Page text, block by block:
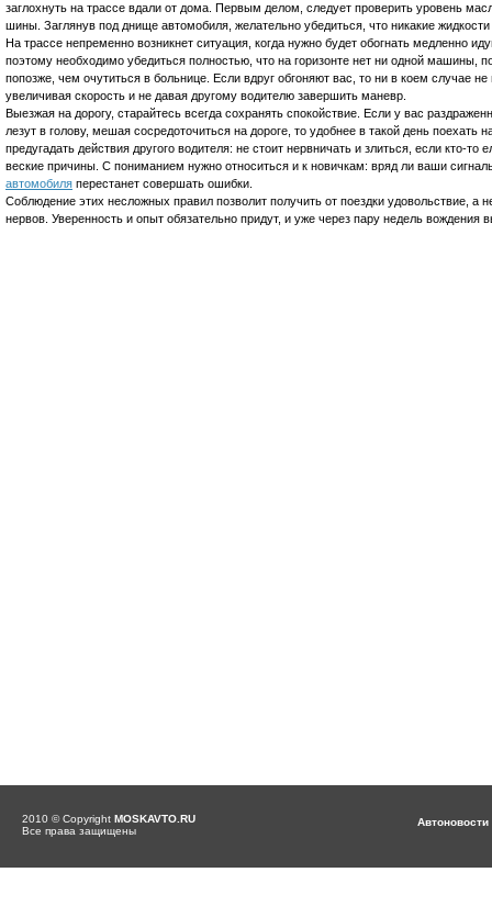
заглохнуть на трассе вдали от дома. Первым делом, следует проверить уровень
шины. Заглянув под днище автомобиля, желательно убедиться, что никакие жидкости
На трассе непременно возникнет ситуация, когда нужно будет обогнать медленно
поэтому необходимо убедиться полностью, что на горизонте нет ни одной
попозже, чем очутиться в больнице. Если вдруг обгоняют вас, то ни в коем случае
увеличивая скорость и не давая другому водителю завершить маневр.
Выезжая на дорогу, старайтесь всегда сохранять спокойствие. Если у вас
лезут в голову, мешая сосредоточиться на дороге, то удобнее в такой день поехать
предугадать действия другого водителя: не стоит нервничать и злиться, если кто-то
веские причины. С пониманием нужно относиться и к новичкам: вряд ли ваши
автомобиля перестанет совершать ошибки.
Соблюдение этих несложных правил позволит получить от поездки удовольствие, а
нервов. Уверенность и опыт обязательно придут, и уже через пару недель вождения
2010 © Copyright MOSKAVTO.RU
Все права защищены
Автоновости